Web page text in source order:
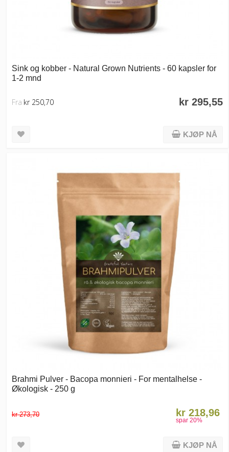
Sink og kobber - Natural Grown Nutrients - 60 kapsler for
1-2 mnd
kr 295,55
Fra kr 250,70
KJØP NÅ
Brahmi Pulver - Bacopa monnieri - For mentalhelse -
Økologisk - 250 g
kr 273,70 kr 218,96
spar 20%
KJØP NÅ